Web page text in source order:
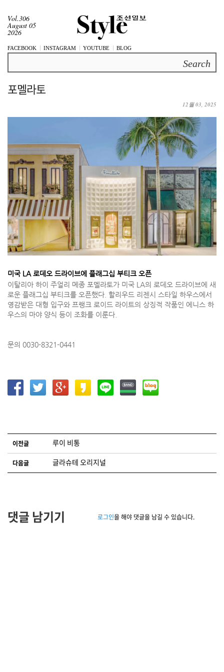
Vol.306
August 05
2026
FACEBOOK INSTAGRAM YOUTUBE BLOG
포멜라토
12월 03, 2025
미국 LA 로데오 드라이브에 플래그십 부티크 오픈
이탈리아 하이 주얼리 메종 포멜라토가 미국 LA의 로데오 드라이브에 새
로운 플래그십 부티크를 오픈했다. 할리우드 리젠시 스타일 하우스에서
영감받은 대형 입구와 프랭크 로이드 라이트의 상징적 작품인 에니스 하
우스의 마야 양식 등이 조화를 이룬다.
문의 0030-8321-0441
글 네비게이션
이전글 루이 비통
다음글 글라슈테 오리지널
댓글 남기기 로그인을 해야 댓글을 남길 수 있습니다.